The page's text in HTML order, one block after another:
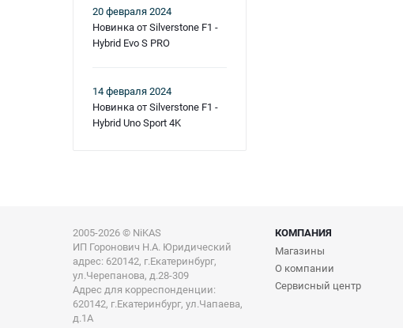
20 февраля 2024
Новинка от Silverstone F1 -
Hybrid Evo S PRO
14 февраля 2024
Новинка от Silverstone F1 -
Hybrid Uno Sport 4K
2005-2026 © NiKAS
ИП Горонович Н.А. Юридический
адрес: 620142, г.Екатеринбург,
ул.Черепанова, д.28-309
Адрес для корреспонденции:
620142, г.Екатеринбург, ул.Чапаева,
д.1А
КОМПАНИЯ
Магазины
О компании
Сервисный центр